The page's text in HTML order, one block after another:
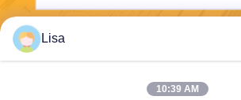
Lisa
10:39 AM